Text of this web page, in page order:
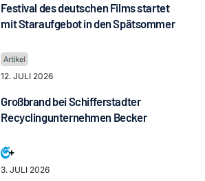
Festival des deutschen Films startet
mit Staraufgebot in den Spätsommer
12. JULI 2026
Großbrand bei Schifferstadter
Recyclingunternehmen Becker
3. JULI 2026